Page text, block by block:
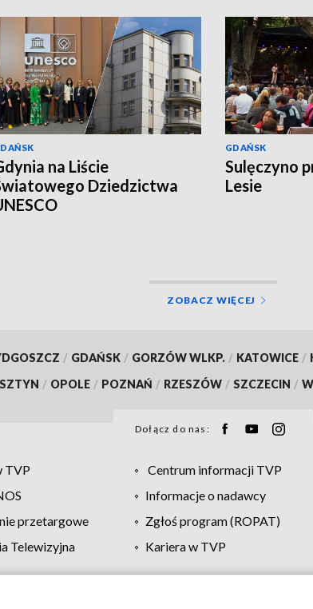
na Liście
Dziedzictwa
GDAŃSK
Sulęczyno
Lesie
ZOBACZ WIĘCEJ
/ GDAŃSK / GORZÓW WLKP. / KATOWICE /
/ OPOLE / POZNAŃ / RZESZÓW / SZCZECIN /
Dołącz do nas:
TVP Centrum informacji TVP
Informacje o nadawcy
przetargowe Zgłoś program (ROPAT)
Telewizyjna Kariera w TVP